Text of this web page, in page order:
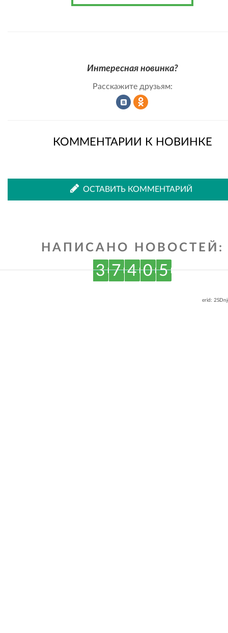
Интересная новинка?
Расскажите друзьям:
КОММЕНТАРИИ К НОВИНКЕ
ОСТАВИТЬ КОММЕНТАРИЙ
НАПИСАНО НОВОСТЕЙ:
3 7 4 0 5
erid: